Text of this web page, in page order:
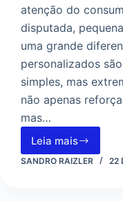
atenção do
disputada,
uma grande
personalizados
simples, mas
não apenas
mas…
Leia mais
Ímãs
SANDRO RAIZLER 22